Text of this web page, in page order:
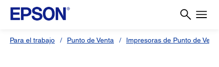
Para el trabajo Punto de Venta Impresoras de Punto de